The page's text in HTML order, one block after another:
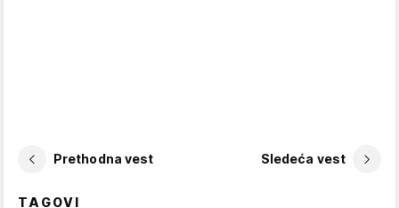
Prethodna vest Sledeća vest
TAGOVI